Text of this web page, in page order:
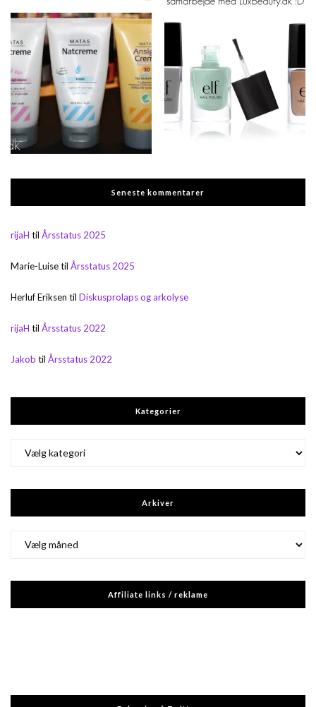
Seneste kommentarer
rijaH til Årsstatus 2025
Marie-Luisetil Årsstatus 2025
Herluf Eriksen til Diskusprolaps og arkolyse
rijaH til Årsstatus 2022
Jakob til Årsstatus 2022
Kategorier
Arkiver
Affiliate links / reklame